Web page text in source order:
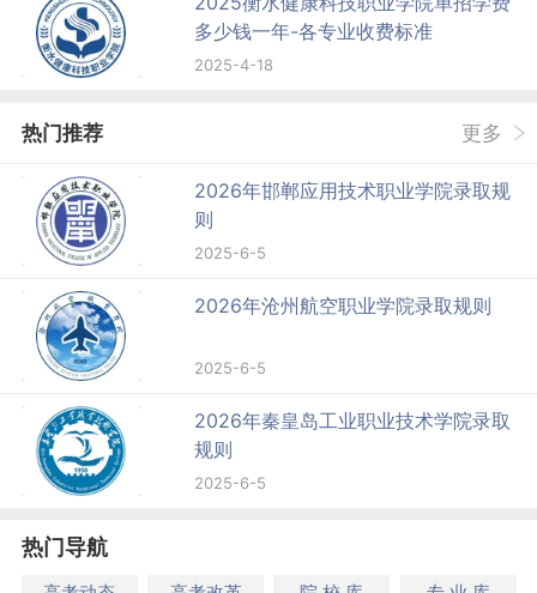
多少钱一年-各专业收费标准
2025-4-18
热门推荐 更多
2026年邯郸应用技术职业学院录取规
则
2025-6-5
2026年沧州航空职业学院录取规则
2025-6-5
2026年秦皇岛工业职业技术学院录取
规则
2025-6-5
热门导航